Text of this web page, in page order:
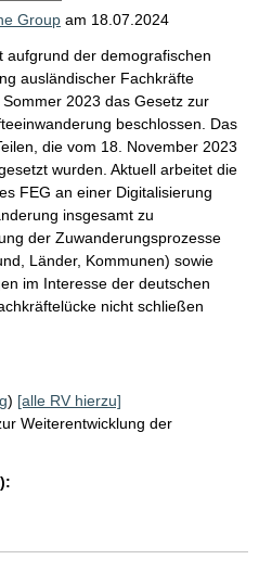
Group am 18.07.2024
aufgrund der demografischen
ausländischer Fachkräfte
2023 das Gesetz zur
beschlossen. Das
die vom 18. November 2023
wurden. Aktuell arbeitet die
FEG an einer Digitalisierung
insgesamt zu
der Zuwanderungsprozesse
Länder, Kommunen) sowie
im Interesse der deutschen
nicht schließen
) [alle RV hierzu]
Weiterentwicklung der